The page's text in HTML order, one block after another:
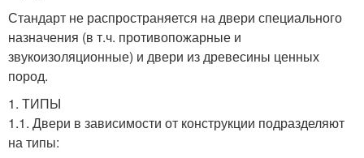
Стандарт не распространяется на двери специального
назначения (в т.ч. противопожарные и
звукоизоляционные) и двери из древесины ценных
пород.
1. ТИПЫ
1.1. Двери в зависимости от конструкции подразделяют
на типы: